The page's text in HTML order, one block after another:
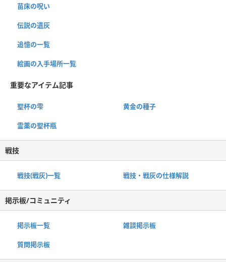
苗床の呪い
伝説の遺灰
追憶の一覧
絵画の入手場所一覧
重要なアイテム記事
聖杯の雫 黄金の種子
霊薬の聖杯瓶
戦技
戦技(戦灰)一覧 戦技・戦灰の仕様解説
掲示板/コミュニティ
掲示板一覧 雑談掲示板
質問掲示板